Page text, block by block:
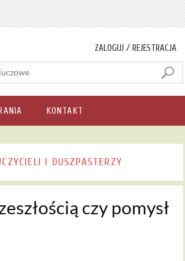
ZALOGUJ / REJESTRACJA
KONTAKT
I DUSZPASTERZY
czy pomysł